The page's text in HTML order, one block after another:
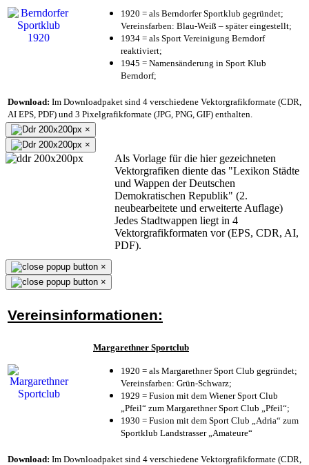
1920 = als Berndorfer Sportklub gegründet;
Vereinsfarben: Blau-Weiß – später eingestellt;
1934 = als Sport Vereinigung Berndorf
reaktiviert;
1945 = Namensänderung in Sport Klub
Berndorf;
Download: Im Downloadpaket sind 4 verschiedene Vektorgrafikformate (CDR,
AI EPS, PDF) und 3 Pixelgrafikformate (JPG, PNG, GIF) enthalten.
×
×
Als Vorlage für die hier gezeichneten
Vektorgrafiken diente das "Lexikon Städte
und Wappen der Deutschen
Demokratischen Republik" (2.
neubearbeitete und erweiterte Auflage)
Jedes Stadtwappen liegt in 4
Vektorgrafikformaten vor (EPS, CDR, AI,
PDF).
×
×
Vereinsinformationen:
Margarethner Sportclub
1920 = als Margarethner Sport Club gegründet;
Vereinsfarben: Grün-Schwarz;
1929 = Fusion mit dem Wiener Sport Club
„Pfeil“ zum Margarethner Sport Club „Pfeil“;
1930 = Fusion mit dem Sport Club „Adria“ zum
Sportklub Landstrasser „Amateure“
Download: Im Downloadpaket sind 4 verschiedene Vektorgrafikformate (CDR,